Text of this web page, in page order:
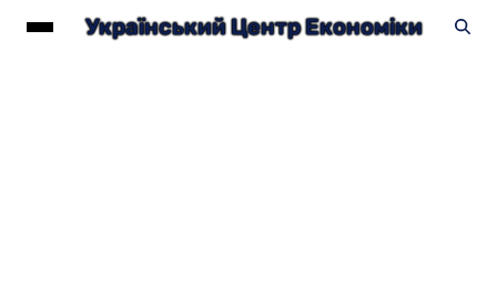
Український Центр Економіки